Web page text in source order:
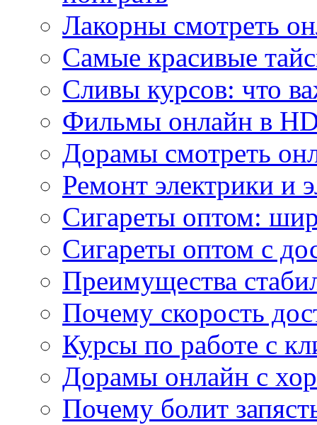
Лакорны смотреть
Самые красивые
Сливы курсов: что
Фильмы онлайн в
Дорамы смотреть
Ремонт электрики и
Сигареты оптом:
Сигареты оптом с
Преимущества
Почему скорость
Курсы по работе с
Дорамы онлайн с
Почему болит